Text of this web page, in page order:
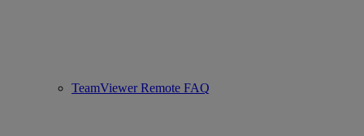
TeamViewer Remote FAQ